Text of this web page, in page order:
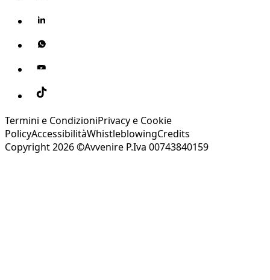
Termini e CondizioniPrivacy e Cookie
PolicyAccessibilitàWhistleblowingCredits
Copyright 2026 ©Avvenire P.Iva 00743840159